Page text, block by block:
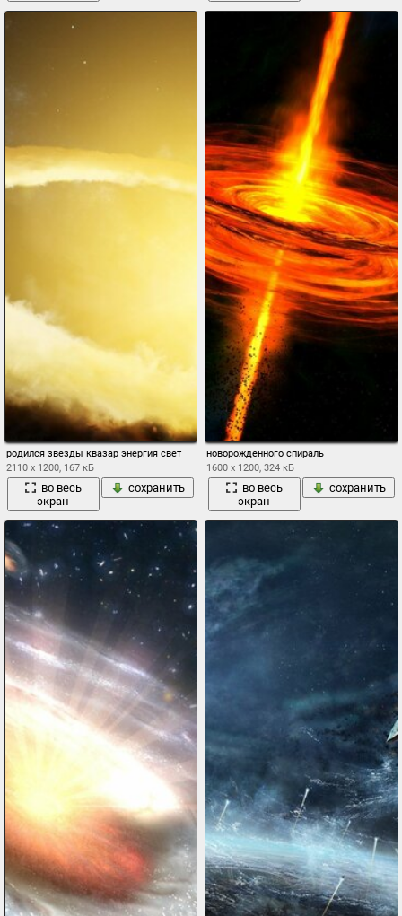
родился звезды квазар энергия свет
2110 x 1200, 167 кБ
во весь
экран
сохранить
новорожденного спираль
1600 x 1200, 324 кБ
во весь
экран
сохранить